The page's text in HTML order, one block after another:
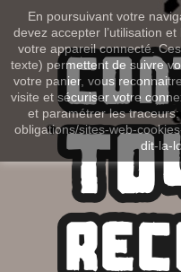
En poursuivant votre
devez accepter l’utilisation
votre appareil connecté.
texte) permettent de suivre
votre panier, vous
visite et sécuriser votre
et paramétrer les
obligations/sites-web-
dit-la-